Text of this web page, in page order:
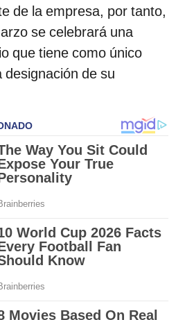
de la empresa, por tanto,
se celebrará una
que tiene como único
designación de su